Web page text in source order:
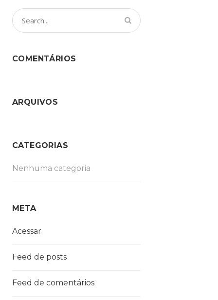
COMENTÁRIOS
ARQUIVOS
CATEGORIAS
Nenhuma categoria
META
Acessar
Feed de posts
Feed de comentários